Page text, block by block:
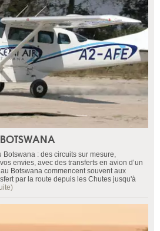
Botswana : des circuits sur mesure,
envies, avec des transferts en avion d’un
Botswana commencent souvent aux
par la route depuis les Chutes jusqu'à